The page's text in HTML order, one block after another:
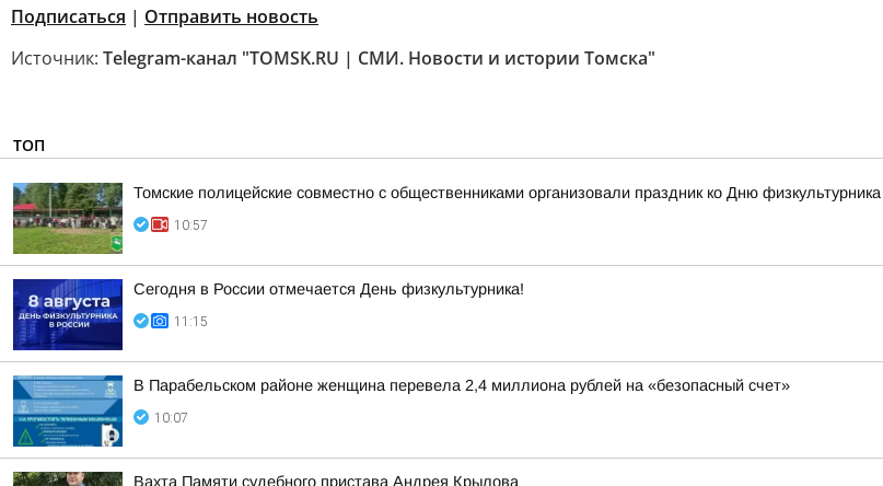
Подписаться | Отправить новость
Источник: Telegram-канал "TOMSK.RU | СМИ. Новости и истории Томска"
ТОП
Томские полицейские совместно с общественниками организовали праздник ко Дню
10:57
Сегодня в России отмечается День физкультурника!
11:15
В Парабельском районе женщина перевела 2,4 миллиона рублей на «безопасный счет»
10:07
Вахта Памяти судебного пристава Андрея Крылова